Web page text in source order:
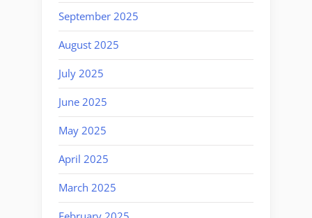
September 2025
August 2025
July 2025
June 2025
May 2025
April 2025
March 2025